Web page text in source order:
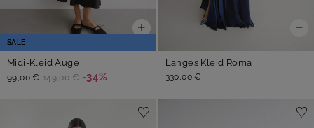
SALE
Midi-Kleid Auge
99,00 € 149,00 € -34%
Langes Kleid Roma
330,00 €